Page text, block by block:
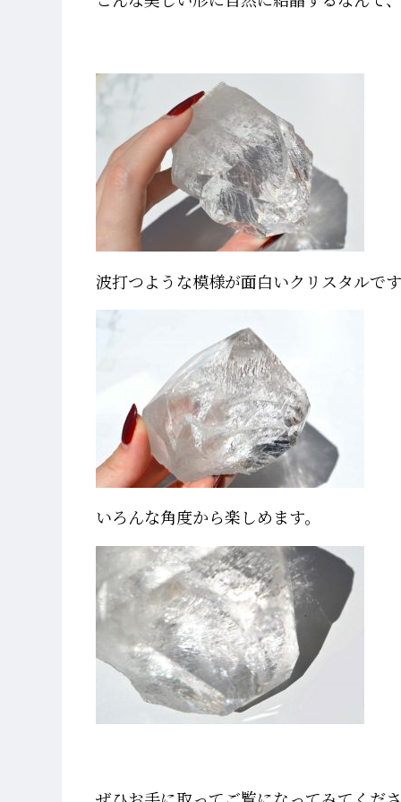
波打つような模様が面白いクリスタルで
いろんな角度から楽しめます。